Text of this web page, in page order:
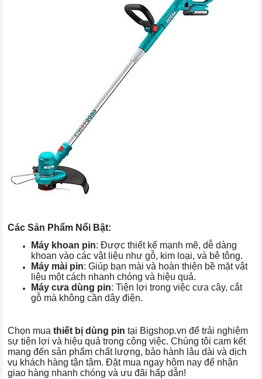
Các Sản Phẩm Nổi Bật:
Máy khoan pin: Được thiết kế mạnh mẽ, dễ dàng
khoan vào các vật liệu như gỗ, kim loại, và bê tông.
Máy mài pin: Giúp bạn mài và hoàn thiện bề mặt vật
liệu một cách nhanh chóng và hiệu quả.
Máy cưa dùng pin: Tiện lợi trong việc cưa cây, cắt
gỗ mà không cần dây điện.
Chọn mua thiết bị dùng pin tại Bigshop.vn để trải nghiệm
sự tiện lợi và hiệu quả trong công việc. Chúng tôi cam kết
mang đến sản phẩm chất lượng, bảo hành lâu dài và dịch
vụ khách hàng tận tâm. Đặt mua ngay hôm nay để nhận
giao hàng nhanh chóng và ưu đãi hấp dẫn!